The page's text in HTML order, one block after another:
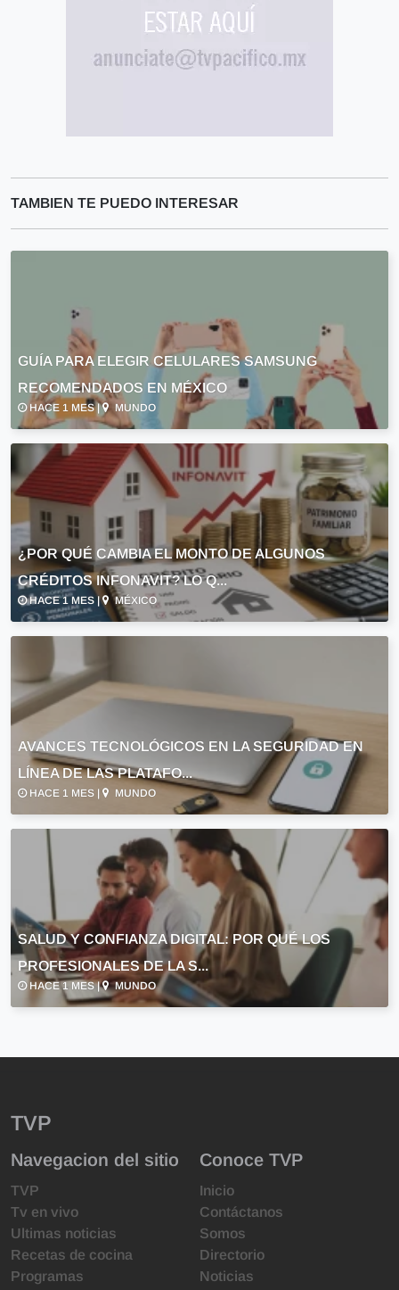
TAMBIEN TE PUEDO INTERESAR
GUÍA PARA ELEGIR CELULARES SAMSUNG
RECOMENDADOS EN MÉXICO
HACE 1 MES | MUNDO
¿POR QUÉ CAMBIA EL MONTO DE ALGUNOS
CRÉDITOS INFONAVIT? LO Q...
HACE 1 MES | MÉXICO
AVANCES TECNOLÓGICOS EN LA SEGURIDAD EN
LÍNEA DE LAS PLATAFO...
HACE 1 MES | MUNDO
SALUD Y CONFIANZA DIGITAL: POR QUÉ LOS
PROFESIONALES DE LA S...
HACE 1 MES | MUNDO
TVP
Navegacion del sitio
TVP
Tv en vivo
Ultimas noticias
Recetas de cocina
Programas
Conoce TVP
Inicio
Contáctanos
Somos
Directorio
Noticias